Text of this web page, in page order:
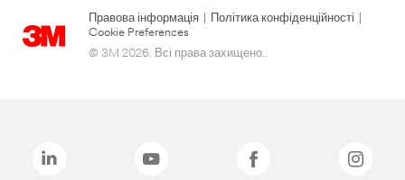
Правова інформація Політика конфіденційності
Cookie Preferences
© 3M 2026. Всі права захищено..